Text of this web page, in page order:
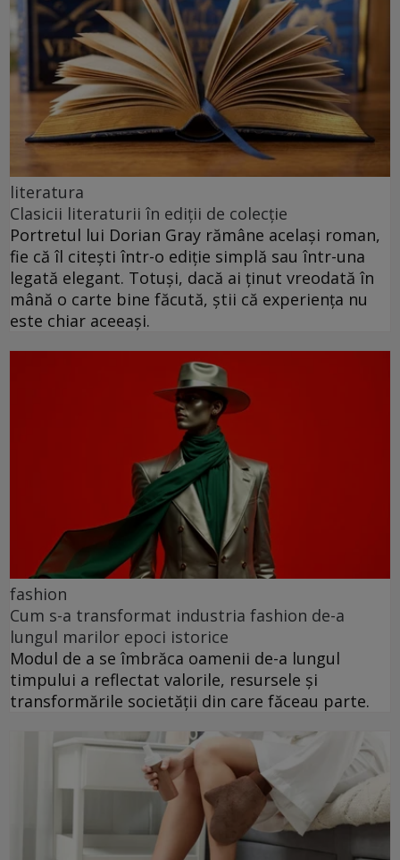
literatura
Clasicii literaturii în ediții de colecție
Portretul lui Dorian Gray rămâne același roman,
fie că îl citești într-o ediție simplă sau într-una
legată elegant. Totuși, dacă ai ținut vreodată în
mână o carte bine făcută, știi că experiența nu
este chiar aceeași.
fashion
Cum s-a transformat industria fashion de-a
lungul marilor epoci istorice
Modul de a se îmbrăca oamenii de-a lungul
timpului a reflectat valorile, resursele și
transformările societății din care făceau parte.